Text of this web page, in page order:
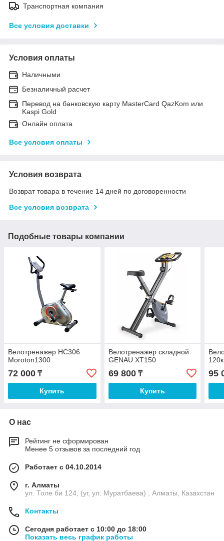
Транспортная компания
Все условия доставки
Условия оплаты
Наличными
Безналичный расчет
Перевод на банковскую карту MasterCard QazKom или
Kaspi Gold
Онлайн оплата
Все условия оплаты
Условия возврата
Возврат товара в течение 14 дней по договоренности
Все условия возврата
Подобные товары компании
Велотренажер HC306
Moroton1300
72 000 ₸
Купить
Велотренажер складной
GENAU XT150
69 800₸
Купить
95
О нас
Рейтинг не сформирован
Менее 5 отзывов за последний год
Работает с 04.10.2014
г. Алматы
ул. Толе би 124, (уг, ул. Муратбаева) , Алматы, Казахстан
Контакты
Сегодня работает с 10:00 до 18:00
Показать весь график работы